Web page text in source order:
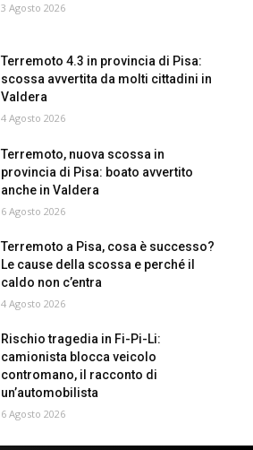
3 Agosto 2026
Terremoto 4.3 in provincia di Pisa:
scossa avvertita da molti cittadini in
Valdera
4 Agosto 2026
Terremoto, nuova scossa in
provincia di Pisa: boato avvertito
anche in Valdera
6 Agosto 2026
Terremoto a Pisa, cosa è successo?
Le cause della scossa e perché il
caldo non c’entra
4 Agosto 2026
Rischio tragedia in Fi-Pi-Li:
camionista blocca veicolo
contromano, il racconto di
un’automobilista
6 Agosto 2026